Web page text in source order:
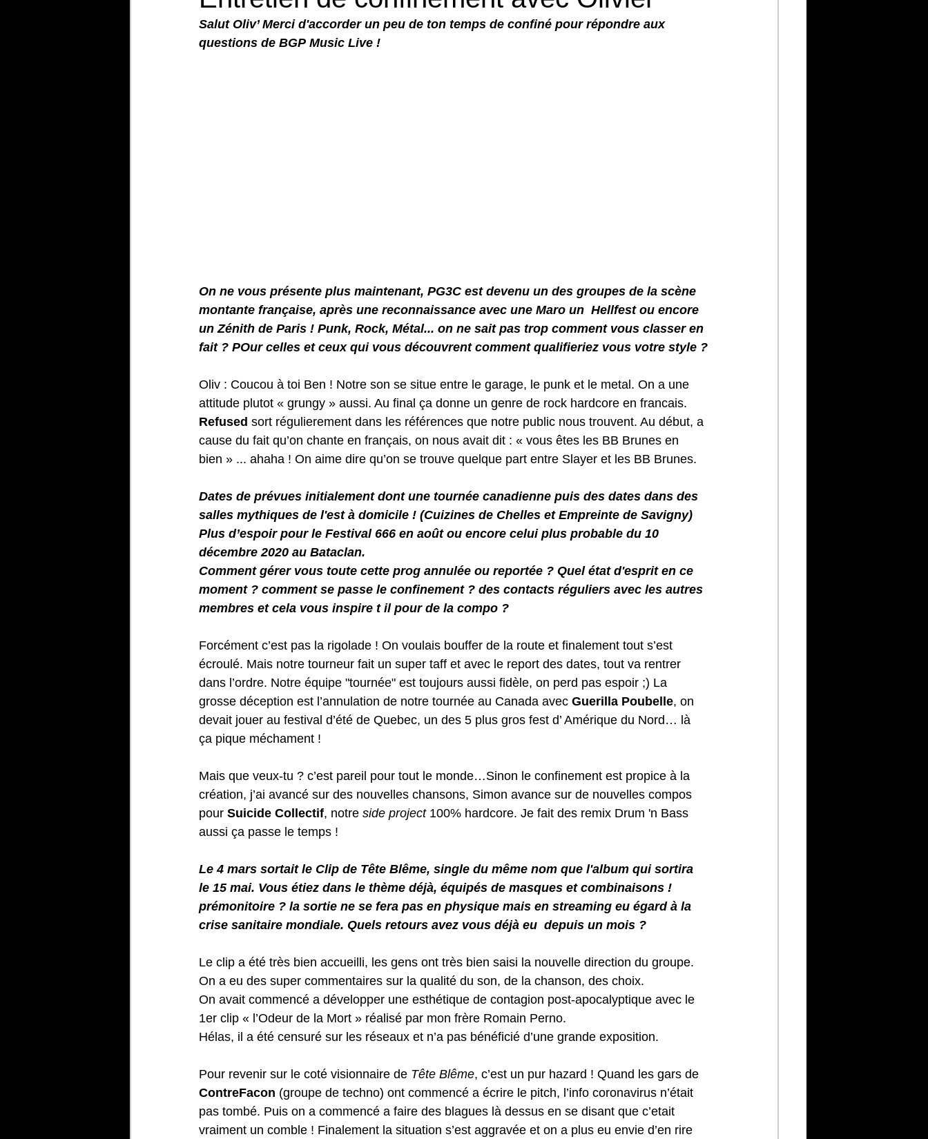
Salut Oliv’ Merci d'accorder un peu de ton temps de confiné pour répondre aux
questions de BGP Music Live !
On ne vous présente plus maintenant, PG3C est devenu un des groupes de la scène
montante française, après une reconnaissance avec une Maro un  Hellfest ou encore
un Zénith de Paris ! Punk, Rock, Métal... on ne sait pas trop comment vous classer en
fait ? POur celles et ceux qui vous découvrent comment qualifieriez vous votre style ?
Oliv : Coucou à toi Ben ! Notre son se situe entre le garage, le punk et le metal. On a une
attitude plutot « grungy » aussi. Au final ça donne un genre de rock hardcore en francais.
Refused sort régulierement dans les références que notre public nous trouvent. Au début, a
cause du fait qu’on chante en français, on nous avait dit : « vous êtes les BB Brunes en
bien » ... ahaha ! On aime dire qu’on se trouve quelque part entre Slayer et les BB Brunes.
Dates de prévues initialement dont une tournée canadienne puis des dates dans des
salles mythiques de l'est à domicile ! (Cuizines de Chelles et Empreinte de Savigny)
Plus d’espoir pour le Festival 666 en août ou encore celui plus probable du 10
décembre 2020 au Bataclan.
Comment gérer vous toute cette prog annulée ou reportée ? Quel état d'esprit en ce
moment ? comment se passe le confinement ? des contacts réguliers avec les autres
membres et cela vous inspire t il pour de la compo ?
Forcément c’est pas la rigolade ! On voulais bouffer de la route et finalement tout s’est
écroulé. Mais notre tourneur fait un super taff et avec le report des dates, tout va rentrer
dans l’ordre. Notre équipe "tournée" est toujours aussi fidèle, on perd pas espoir ;) La
grosse déception est l’annulation de notre tournée au Canada avec Guerilla Poubelle, on
devait jouer au festival d’été de Quebec, un des 5 plus gros fest d’ Amérique du Nord… là
ça pique méchament !
Mais que veux-tu ? c’est pareil pour tout le monde…Sinon le confinement est propice à la
création, j’ai avancé sur des nouvelles chansons, Simon avance sur de nouvelles compos
pour Suicide Collectif, notre side project 100% hardcore. Je fait des remix Drum 'n Bass
aussi ça passe le temps !
Le 4 mars sortait le Clip de Tête Blême, single du même nom que l'album qui sortira
le 15 mai. Vous étiez dans le thème déjà, équipés de masques et combinaisons !
prémonitoire ? la sortie ne se fera pas en physique mais en streaming eu égard à la
crise sanitaire mondiale. Quels retours avez vous déjà eu  depuis un mois ?
Le clip a été très bien accueilli, les gens ont très bien saisi la nouvelle direction du groupe.
On a eu des super commentaires sur la qualité du son, de la chanson, des choix.
On avait commencé a développer une esthétique de contagion post-apocalyptique avec le
1er clip « l’Odeur de la Mort » réalisé par mon frère Romain Perno.
Hélas, il a été censuré sur les réseaux et n’a pas bénéficié d’une grande exposition.
Pour revenir sur le coté visionnaire de Tête Blême, c’est un pur hazard ! Quand les gars de
ContreFacon (groupe de techno) ont commencé a écrire le pitch, l’info coronavirus n’était
pas tombé. Puis on a commencé a faire des blagues là dessus en se disant que c’etait
vraiment un comble ! Finalement la situation s’est aggravée et on a plus eu envie d’en rire